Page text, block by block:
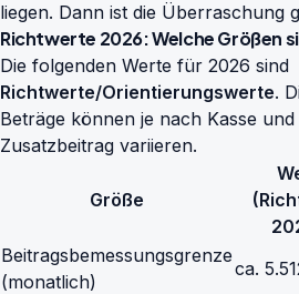
liegen. Dann ist die Überraschung
Richtwerte 2026: Welche Größen
Die folgenden Werte für 2026 sind
Richtwerte/Orientierungswerte.
Beträge können je nach Kasse
Zusatzbeitrag variieren.
Größe
Beitragsbemessungsgrenze
(monatlich)
ca.